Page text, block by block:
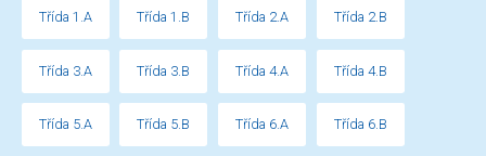
Třída 1.A Třída 1.B Třída 2.A Třída 2.B
Třída 3.A Třída 3.B Třída 4.A Třída 4.B
Třída 5.A Třída 5.B Třída 6.A Třída 6.B